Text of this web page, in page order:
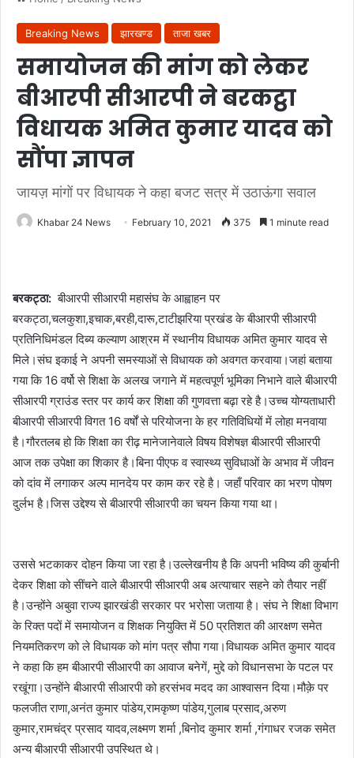
Breaking News झारखण्ड ताजा खबर
समायोजन की मांग को लेकर
बीआरपी सीआरपी ने बरकट्ठा
विधायक अमित कुमार यादव को
सौंपा ज्ञापन
जायज़ मांगों पर विधायक ने कहा बजट सत्र में उठाऊंगा सवाल
Khabar 24 News February 10, 2021 375 1 minute read
बरकट्ठा: बीआरपी सीआरपी महासंघ के आह्वाहन पर
बरकट्ठा,चलकुशा,इचाक,बरही,दारू,टाटीझरिया प्रखंड के बीआरपी सीआरपी
प्रतिनिधिमंडल दिब्य कल्याण आश्रम में स्थानीय विधायक अमित कुमार यादव से
मिले।संघ इकाई ने अपनी समस्याओं से विधायक को अवगत करवाया।जहां बताया
गया कि 16 वर्षो से शिक्षा के अलख जगाने में महत्वपूर्ण भूमिका निभाने वाले बीआरपी
सीआरपी ग्राउंड स्तर पर कार्य कर शिक्षा की गुणवत्ता बढ़ा रहे है।उच्च योग्यताधारी
बीआरपी सीआरपी विगत 16 वर्षों से परियोजना के हर गतिविधियों में लोहा मनवाया
है।गौरतलब हो कि शिक्षा का रीढ़ मानेजानेवाले विषय विशेषज्ञ बीआरपी सीआरपी
आज तक उपेक्षा का शिकार है।बिना पीएफ व स्वास्थ्य सुविधाओं के अभाव में जीवन
को दांव में लगाकर अल्प मानदेय पर काम कर रहे है। जहाँ परिवार का भरण पोषण
दुर्लभ है।जिस उद्देश्य से बीआरपी सीआरपी का चयन किया गया था।
उससे भटकाकर दोहन किया जा रहा है।उल्लेखनीय है कि अपनी भविष्य की कुर्बानी
देकर शिक्षा को सींचने वाले बीआरपी सीआरपी अब अत्याचार सहने को तैयार नहीं
है।उन्होंने अबुवा राज्य झारखंडी सरकार पर भरोसा जताया है। संघ ने शिक्षा विभाग
के रिक्त पदों में समायोजन व शिक्षक नियुक्ति में 50 प्रतिशत की आरक्षण समेत
नियमतिकरण को ले विधायक को मांग पत्र सौपा गया।विधायक अमित कुमार यादव
ने कहा कि हम बीआरपी सीआरपी का आवाज बनेगें, मुद्दे को विधानसभा के पटल पर
रखूंगा।उन्होंने बीआरपी सीआरपी को हरसंभव मदद का आश्वासन दिया।मौक़े पर
फलजीत राणा,अनंत कुमार पांडेय,रामकृष्ण पांडेय,गुलाब प्रसाद,अरुण
कुमार,रामचंद्र प्रसाद यादव,लक्ष्मण शर्मा ,बिनोद कुमार शर्मा ,गंगाधर रजक समेत
अन्य बीआरपी सीआरपी उपस्थित थे।